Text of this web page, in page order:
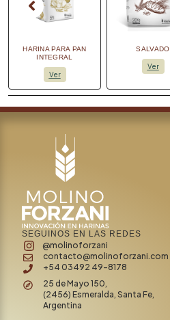
HARINA PARA PAN
INTEGRAL
Ver
SALVADO
Ver
SEGUINOS EN LAS REDES
@molinoforzani
contacto@molinoforzani.com
+54 03492 49-8178
25 de Mayo 150,
(2456) Esmeralda, Santa Fe,
Argentina